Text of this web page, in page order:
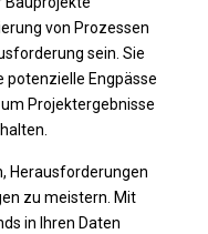
von Prozessen
sein. Sie
potenzielle Engpässe
Projektergebnisse
Herausforderungen
zu meistern. Mit
in Ihren Daten